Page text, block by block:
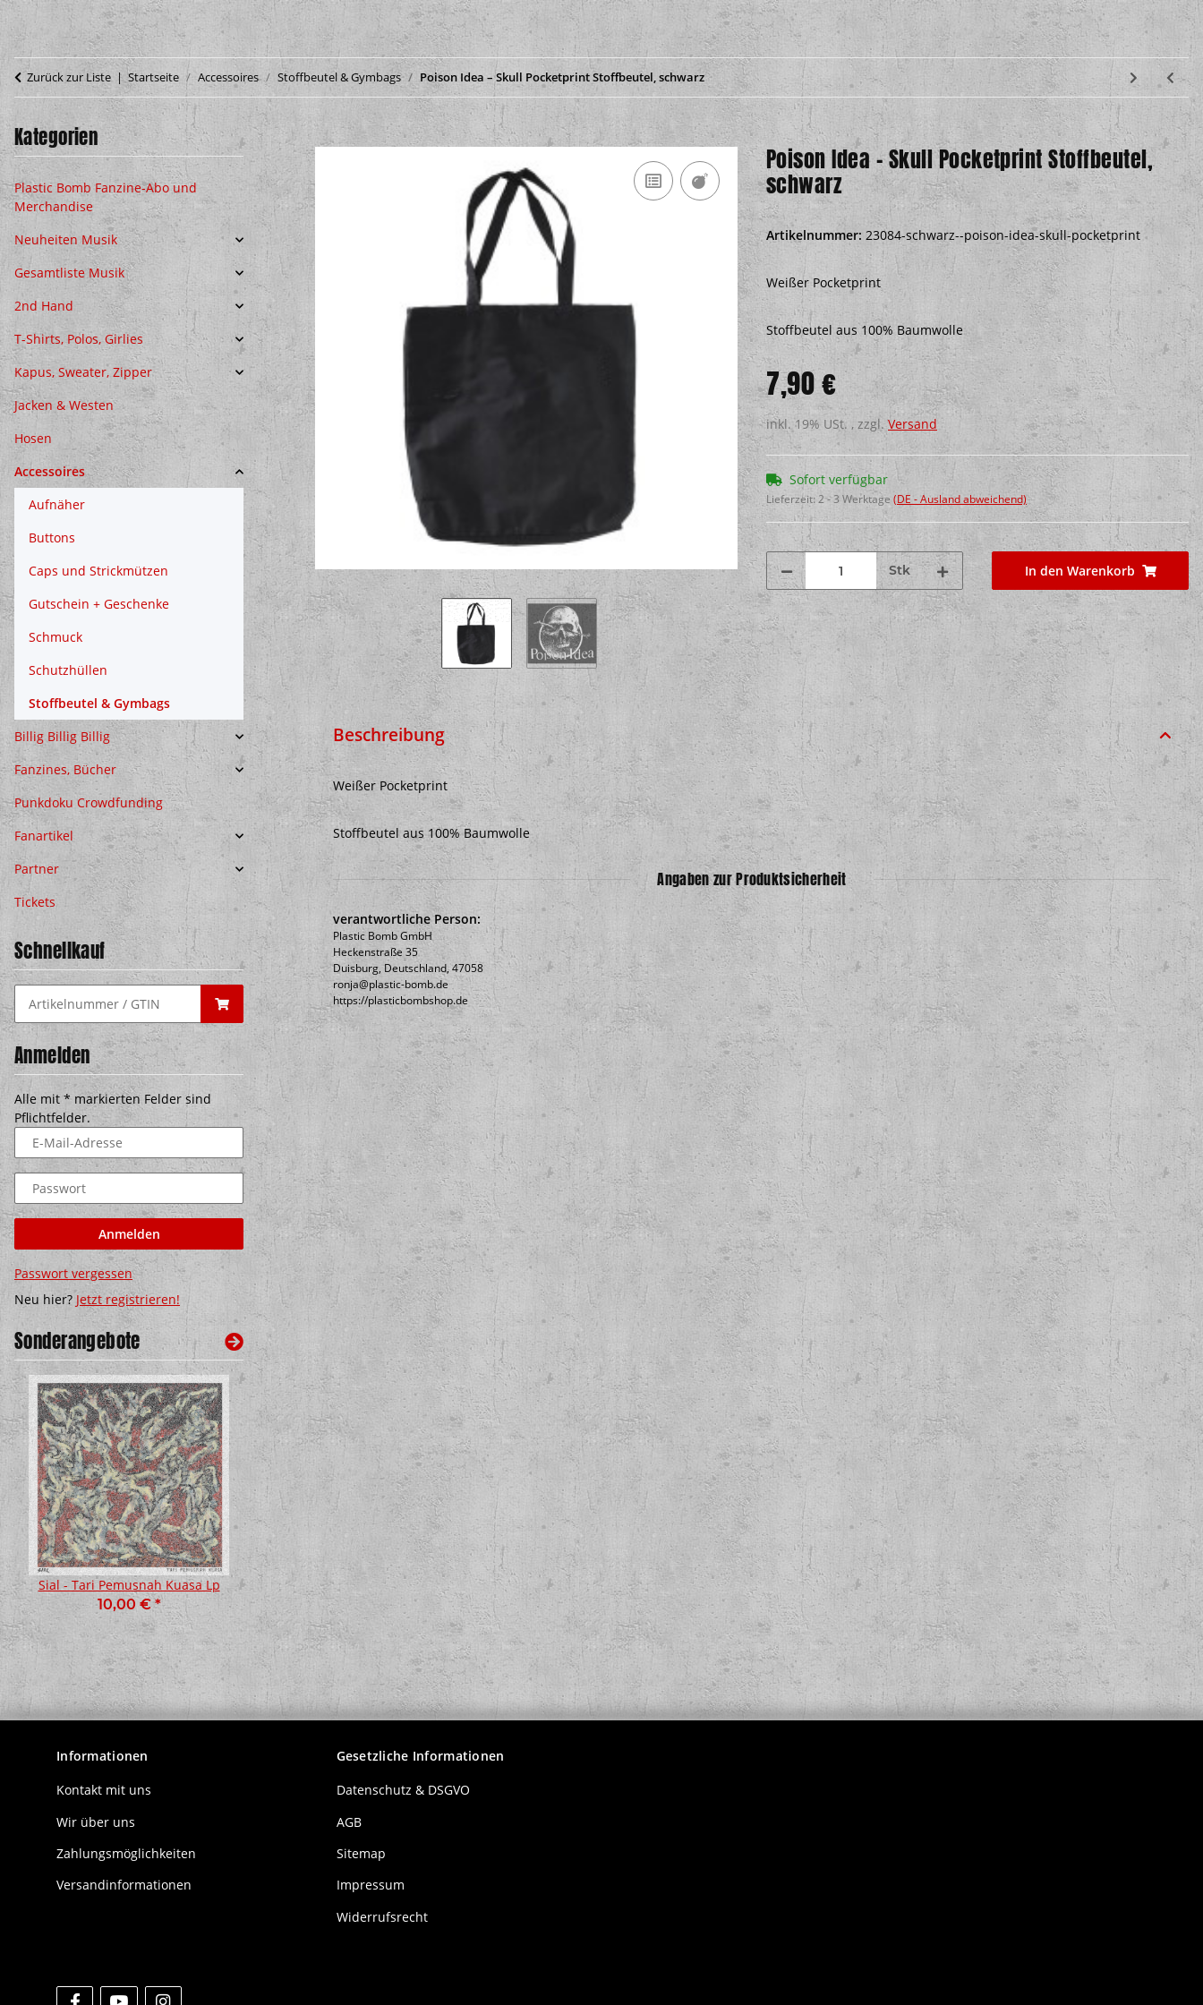
Zurück zur Liste Startseite Accessoires Stoffbeutel & Gymbags Poison Idea – Skull Pocketprint Stoffbeutel, schwarz
Poison Idea – Skull Pocketprint Stoffbeutel,
schwarz
Artikelnummer: 23084-schwarz--poison-idea-skull-pocketprint
Weißer Pocketprint
Stoffbeutel aus 100% Baumwolle
7,90 €
inkl. 19% USt. , zzgl.Versand
Sofort verfügbar
Lieferzeit: 2 - 3 Werktage (DE - Ausland abweichend)
Stk In den Warenkorb
Beschreibung
Weißer Pocketprint
Stoffbeutel aus 100% Baumwolle
Angaben zur Produktsicherheit
verantwortliche Person:
Plastic Bomb GmbH
Heckenstraße 35
Duisburg, Deutschland, 47058
ronja@plastic-bomb.de
https://plasticbombshop.de
Kategorien
Plastic Bomb Fanzine-Abo und
Merchandise
Neuheiten Musik
Gesamtliste Musik
2nd Hand
T-Shirts, Polos, Girlies
Kapus, Sweater, Zipper
Jacken & Westen
Hosen
Accessoires
Aufnäher
Buttons
Caps und Strickmützen
Gutschein + Geschenke
Schmuck
Schutzhüllen
Stoffbeutel & Gymbags
Billig Billig Billig
Fanzines, Bücher
Punkdoku Crowdfunding
Fanartikel
Partner
Tickets
Schnellkauf
Anmelden
Alle mit *markierten Felder sind
Pflichtfelder.
E-Mail-Adresse
Passwort
Anmelden
Passwort vergessen
Neu hier? Jetzt registrieren!
Sonderangebote
Sial - Tari Pemusnah Kuasa Lp
10,00 €*
Crass - Normal never was 3 col.
12" EINZELTEIL!
7,90 €
*
Sial - Tari Pemusnah Kuasa Lp
10,00 € *
Crass - Normal never was 3 col.
12" EINZELTEIL!
7,90 €
Informationen
Kontakt mit uns
Wir über uns
Zahlungsmöglichkeiten
Versandinformationen
Gesetzliche Informationen
Datenschutz & DSGVO
AGB
Sitemap
Impressum
Widerrufsrecht